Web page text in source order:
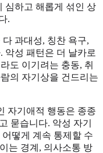
심하고 해롭게 섞인 상
.
과대성, 칭찬 욕구,
악성 패턴은 더 날카로
도 이기려는 충동, 취
의 자기상을 건드리는
자기애적 행동은 종종
묻습니다. 악성 자기
떻게 계속 통제할 수
는 경계, 의사소통 방